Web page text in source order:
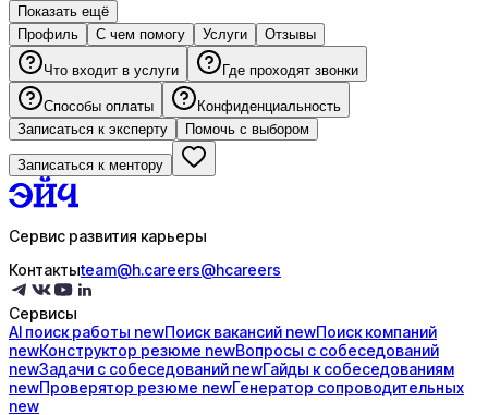
Показать ещё
Профиль
С чем помогу Услуги Отзывы
Что входит в услуги Где проходят звонки
Способы оплаты
Конфиденциальность
Записаться к эксперту
Помочь с выбором
Записаться к ментору
Сервис развития карьеры
Контактыteam@h.careers@hcareers
Сервисы
AI поискработы newПоисквакансий newПоисккомпаний
newКонструктор резюме newВопросы с собеседований
newЗадачи с собеседований newГайды ксобеседованиям
newПроверятор резюме newГенератор сопроводительных
new